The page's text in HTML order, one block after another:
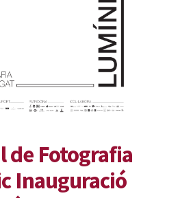
de Fotografia
Inauguració